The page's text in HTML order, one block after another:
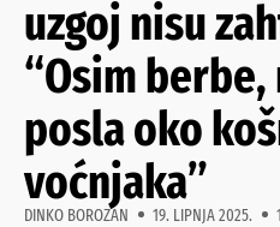
uzgoj nisu
“Osim
posla oko
voćnjaka”
DINKO BOROZAN 19. LIPNJA 2025.